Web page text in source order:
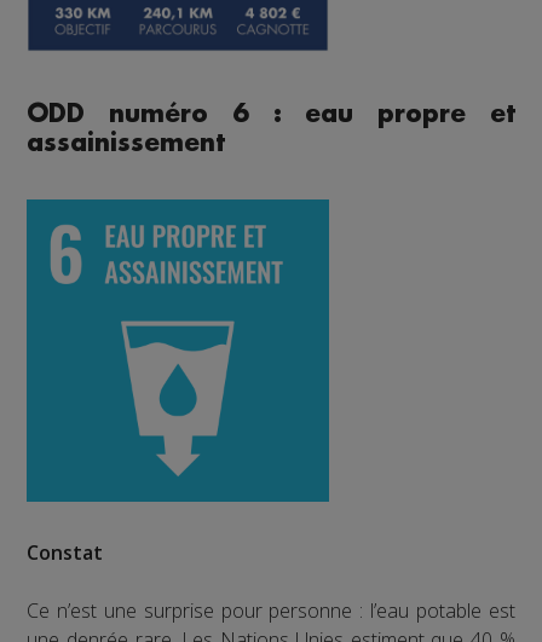
ODD numéro 6 : eau propre et
assainissement
Constat
Ce n’est une surprise pour personne : l’eau potable est